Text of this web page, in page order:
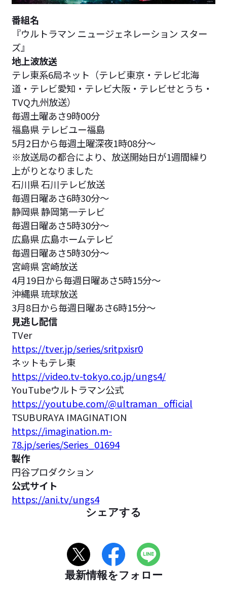
番組名
『ウルトラマン ニュージェネレーション スター
ズ』
地上波放送
テレ東系6局ネット（テレビ東京・テレビ北海
道・テレビ愛知・テレビ大阪・テレビせとうち・
TVQ九州放送）
毎週土曜あさ9時00分
福島県 テレビユー福島
5月2日から毎週土曜深夜1時08分～
※放送局の都合により、放送開始日が1週間繰り
上がりとなりました
石川県 石川テレビ放送
毎週日曜あさ6時30分～
静岡県 静岡第一テレビ
毎週日曜あさ5時30分～
広島県 広島ホームテレビ
毎週日曜あさ5時30分～
宮﨑県 宮崎放送
4月19日から毎週日曜あさ5時15分～
沖縄県 琉球放送
3月8日から毎週日曜あさ6時15分～
見逃し配信
TVer
https://tver.jp/series/sritpxisr0
ネットもテレ東
https://video.tv-tokyo.co.jp/ungs4/
YouTubeウルトラマン公式
https://youtube.com/@ultraman_official
TSUBURAYA IMAGINATION
https://imagination.m-
78.jp/series/Series_01694
製作
円谷プロダクション
公式サイト
https://ani.tv/ungs4
シェアする
最新情報をフォロー